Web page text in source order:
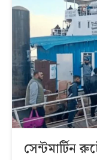
সেন্টমার্টিন